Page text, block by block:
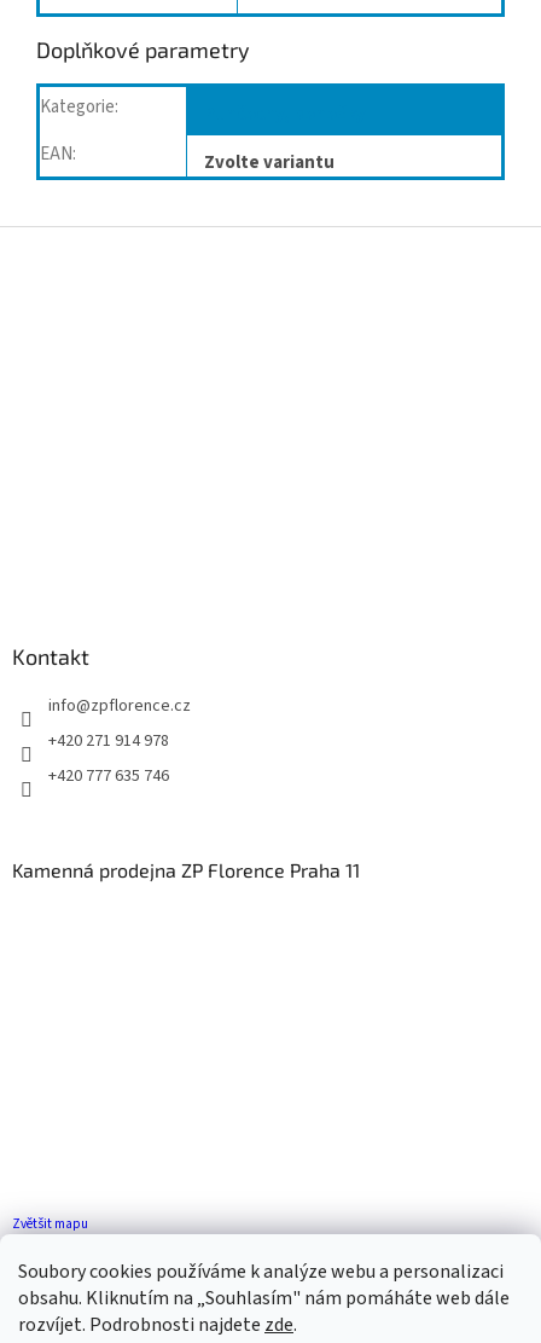
Soubory cookies používáme k analýze webu a personalizaci
obsahu. Kliknutím na „Souhlasím" nám pomáháte web dále
rozvíjet. Podrobnosti najdete zde.
Doplňkové parametry
Kategorie:
EAN: Zvolte variantu
Kontakt
info@zpflorence.cz
+420 271 914 978
+420 777 635 746
Kamenná prodejna ZP Florence Praha 11
Zvětšit mapu